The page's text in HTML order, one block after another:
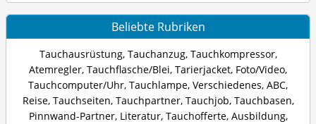
Beliebte Rubriken
Tauchausrüstung, Tauchanzug, Tauchkompressor,
Atemregler, Tauchflasche/Blei, Tarierjacket, Foto/Video,
Tauchcomputer/Uhr, Tauchlampe, Verschiedenes, ABC,
Reise, Tauchseiten, Tauchpartner, Tauchjob, Tauchbasen,
Pinnwand-Partner, Literatur, Tauchofferte, Ausbildung,